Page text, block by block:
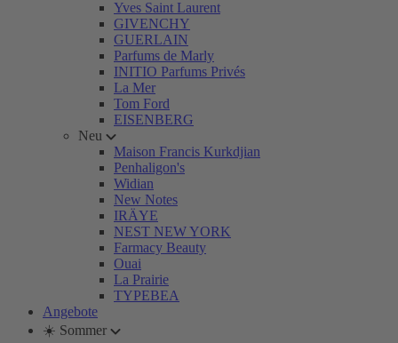
Yves Saint Laurent
GIVENCHY
GUERLAIN
Parfums de Marly
INITIO Parfums Privés
La Mer
Tom Ford
EISENBERG
Neu
Maison Francis Kurkdjian
Penhaligon's
Widian
New Notes
IRÄYE
NEST NEW YORK
Farmacy Beauty
Ouai
La Prairie
TYPEBEA
Angebote
☀️ Sommer